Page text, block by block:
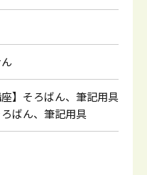
】そろばん、筆記用具
ろばん、筆記用具